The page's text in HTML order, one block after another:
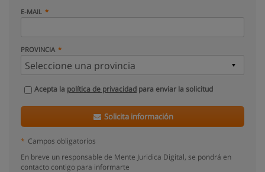
E-MAIL
PROVINCIA
Acepta la política de privacidad para enviar la solicitud
Solicita información
* Campos obligatorios
En breve un responsable de Mente Juridica Digital, se pondrá en
contacto contigo para informarte